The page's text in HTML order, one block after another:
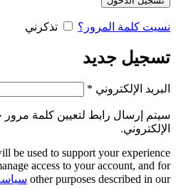
نسيت كلمة المرور؟ تذكرني
تسجيل جديد
البريد الإلكتروني *
سيتم إرسال رابط لتعيين كلمة مرور
الإلكتروني.
be used to support your experience
access to your account, and for
other purposes described in our